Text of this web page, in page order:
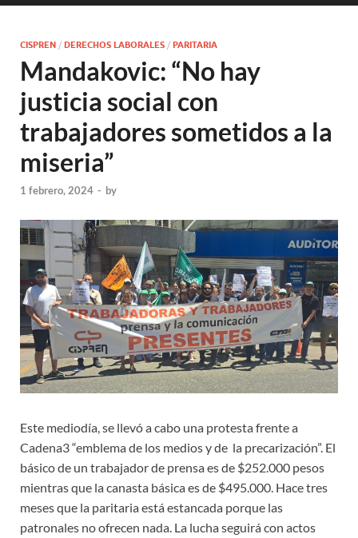
CISPREN / DERECHOS LABORALES / PARITARIA
Mandakovic: “No hay
justicia social con
trabajadores sometidos a la
miseria”
1 febrero, 2024 - by
Este mediodía, se llevó a cabo una protesta frente a
Cadena3 “emblema de los medios y de la precarización”. El
básico de un trabajador de prensa es de $252.000 pesos
mientras que la canasta básica es de $495.000. Hace tres
meses que la paritaria está estancada porque las
patronales no ofrecen nada. La lucha seguirá con actos